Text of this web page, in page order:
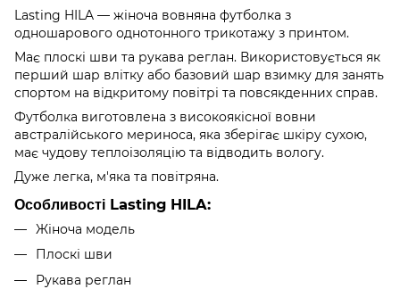
Lasting HILA — жіноча вовняна футболка з
одношарового однотонного трикотажу з принтом.
Має плоскі шви та рукава реглан. Використовується як
перший шар влітку або базовий шар взимку для занять
спортом на відкритому повітрі та повсякденних справ.
Футболка виготовлена з високоякісної вовни
австралійського мериноса, яка зберігає шкіру сухою,
має чудову теплоізоляцію та відводить вологу.
Дуже легка, м'яка та повітряна.
Особливості Lasting HILA:
Жіноча модель
Плоскі шви
Рукава реглан